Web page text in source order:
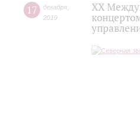
17 декабря
2019
XX